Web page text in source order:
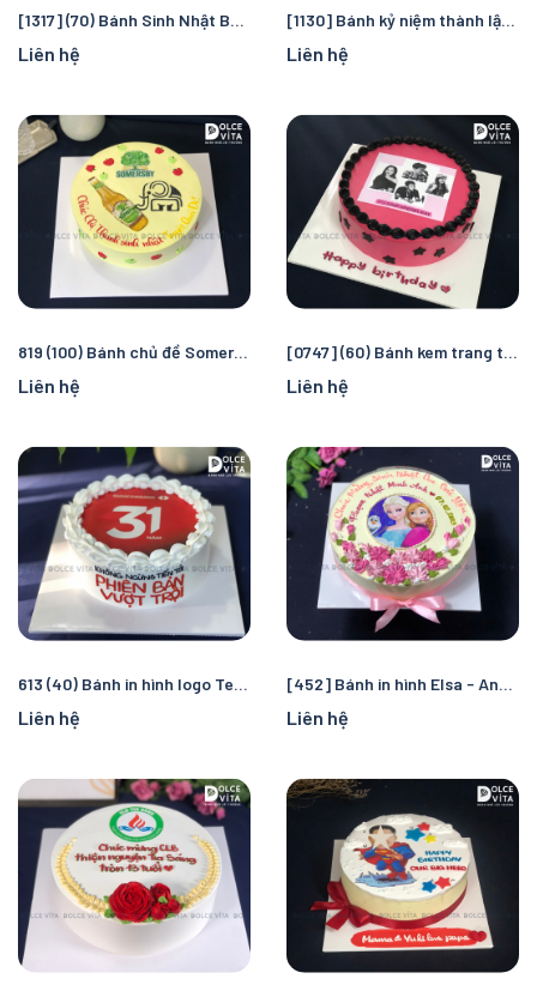
[1317] (70) Bánh Sinh Nhật Bé – in hình tag cắm Chủ Đề Chó Cứu Hộ (Paw Patrol)
Liên hệ
[1130] Bánh kỷ niệm thành lập công ty Crown (160)
Liên hệ
819 (100) Bánh chủ đề Somersby (vẽ và in hình)
Liên hệ
[0747] (60) Bánh kem trang trí hình chụp
Liên hệ
613 (40) Bánh in hình logo Techcombank
Liên hệ
[452] Bánh in hình Elsa - Anna cho fan Frozen (60)
Liên hệ